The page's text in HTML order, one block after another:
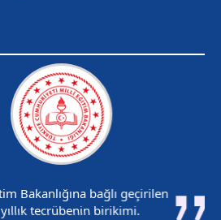
bağlı geçirilen
tecrübenin birikimi.